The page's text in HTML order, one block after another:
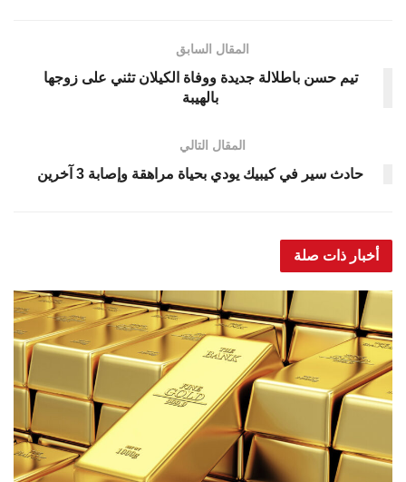
المقال السابق
تيم حسن باطلالة جديدة ووفاة الكيلان تثني على زوجها
بالهيبة
المقال التالي
حادث سير في كيبيك يودي بحياة مراهقة وإصابة 3 آخرين
أخبار ذات صلة